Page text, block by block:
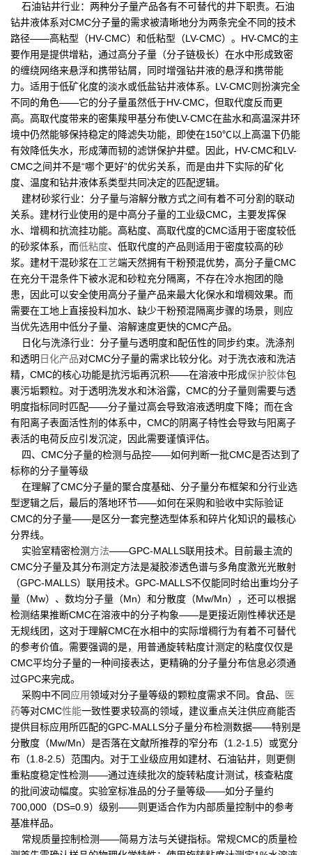
石油钻井行业：两种分子量产品各有不可替代的井下职责。石油
钻井液体系对CMC分子量的需求被清晰地分为两条完全不同的技术
路径——高粘型（HV-CMC）和低粘型（LV-CMC）。HV-CMC的主
要作用是提供增粘，通过高分子量（分子链极长）在水中形成致密
的缠绕网络来悬浮和携带钻屑，同时增强钻井液的悬浮和携带能
力。适用于低矿化度的淡水或低盐钻井液体系。LV-CMC则扮演完全
不同的角色——它的分子量虽然低于HV-CMC，但取代度反而更
高。高取代度带来的密集羧甲基分布使LV-CMC在盐水和高温深井环
境中仍然能够保持稳定的降滤失功能，即使在150℃以上高温下仍能
有效降低失水，形成薄而韧的滤饼保护井壁。因此，HV-CMC和LV-
CMC之间并不是“哪个更好”的优劣关系，而是由井下实际的矿化
度、温度和钻井液体系类型共同决定的匹配逻辑。
建材砂浆行业：分子量与溶解分散方式之间有着不可分割的联动
关系。建材行业使用的是中高分子量的工业级CMC，主要发挥保
水、增稠和抗流挂功能。高粘度、高取代度的CMC适用于密度较低
的砂浆体系，而低粘度、低取代度的产品则适用于密度较高的砂
浆。建材干混砂浆在工艺端天然拥有干粉预混优势，高分子量CMC
在充分干混条件下被水泥和砂粒充分隔离，不存在冷水抱团的隐
患，因此可以安全使用高分子量产品来最大化保水和增稠效果。而
需要在工地上直接投料加水、缺少干粉预混隔离步骤的场景，则应
当优先选用中低分子量、溶解速度更快的CMC产品。
日化与洗涤行业：分子量与透明度和配伍性的同步约束。洗涤剂
和透明 日化产品对CMC分子量的需求比较分化。对于洗衣液和洗洁
精，CMC的核心功能是抗污垢再沉积——在溶液中形成保护胶体包
裹污垢颗粒。对于透明洗发水和沐浴露，CMC的分子量则需要与透
明度指标同时匹配——分子量过高会导致溶液透明度下降；而在含
有阳离子表面活性剂的体系中，CMC的阴离子特性会导致与阳离子
表活的电荷反应引发沉淀，因此需要谨慎评估。
四、CMC分子量的检测与品控——如何判断一批CMC是否达到了
标称的分子量等级
在理解了CMC分子量的聚合度基础、分子量分布框架和分行业选
型逻辑之后，最后的落地环节——如何在采购和验收中实际验证
CMC的分子量——是区分一套完整选型体系和碎片化知识的最核心
分界线。
实验室精密检测 方法——GPC-MALLS联用技术。目前最主流的
CMC分子量及其分布测定方法是凝胶渗透色谱与多角度激光光散射
（GPC-MALLS）联用技术。GPC-MALLS不仅能同时给出重均分子
量（Mw）、数均分子量（Mn）和分散度（Mw/Mn），还可以根据
检测结果推断CMC在溶液中的分子构象——是更接近刚性棒状还是
无规线团，这对于理解CMC在水相中的实际增稠行为有着不可替代
的参考价值。需要强调的是，用普通旋转粘度计测定的粘度仅仅是
CMC平均分子量的一种间接表达，更精确的分子量分布信息必须通
过GPC来完成。
采购中不同应用领域对分子量等级的颗粒度需求不同。食品、
医
药等对CMC性能一致性要求较高的领域，建议重点关注供应商能否
提供目标应用所匹配的GPC-MALLS分子量分布检测数据——特别是
分散度（Mw/Mn）是否落在文献所推荐的窄分布（1.2-1.5）或宽分
布（1.8-2.5）范围内。对于工业级应用如建材、石油钻井，则更侧
重粘度稳定性检测——通过连续批次的旋转粘度计测试，核查粘度
的批间波动幅度。实验室标准品的分子量等级——如分子量约
700,000（DS=0.9）级别——则更适合作为内部质量控制中的参考
基准样品。
常规质量控制检测——简易方法与关键指标。常规CMC的质量检